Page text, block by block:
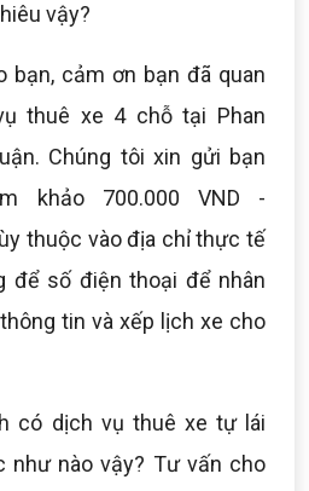
vậy?
bạn, cảm ơn bạn đã quan
thuê xe 4 chỗ tại Phan
Chúng tôi xin gửi bạn
khảo 700.000 VND -
thuộc vào địa chỉ thực tế
để số điện thoại để nhân
tin và xếp lịch xe cho
có dịch vụ thuê xe tự lái
như nào vậy? Tư vấn cho